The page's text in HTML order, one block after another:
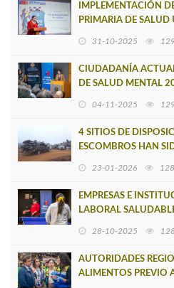
IMPLEMENTACIÓN
PRIMARIA DE SALUD
31-10-2025
CIUDADANÍA
DE SALUD MENTAL
04-11-2025
4 SITIOS DE
ESCOMBROS HAN
23-01-2026
EMPRESAS E
LABORAL
28-10-2025
AUTORIDADES
ALIMENTOS PREVIO